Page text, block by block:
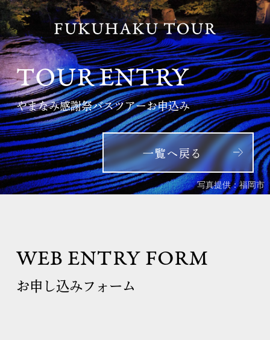
写真提供：福岡市
TOUR ENTRY
やまなみ感謝祭バスツアーお申込み
一覧へ戻る
WEB ENTRY FORM
お申し込みフォーム